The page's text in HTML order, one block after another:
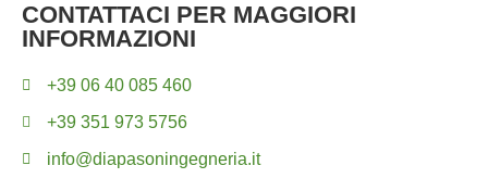
CONTATTACI PER MAGGIORI
INFORMAZIONI
+39 06 40 085 460
+39 351 973 5756
info@diapasoningegneria.it